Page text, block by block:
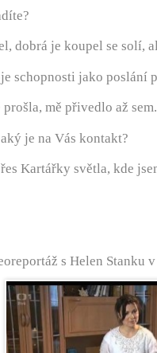
dobrá je koupel se solí,
schopnosti jako poslání
mě přivedlo až sem.
je na Vás kontakt?
Kartářky světla, kde
s Helen Stanku